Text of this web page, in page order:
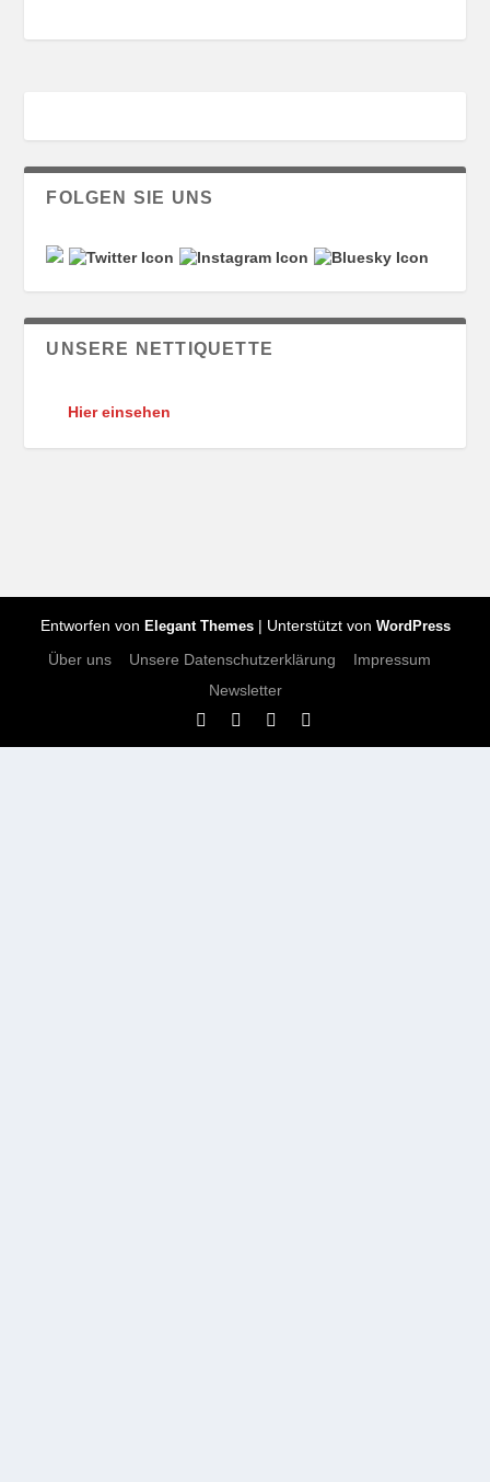
FOLGEN SIE UNS
UNSERE NETTIQUETTE
Hier einsehen
Entworfen von Elegant Themes| Unterstützt von WordPress
Über uns Unsere Datenschutzerklärung
Impressum
Newsletter